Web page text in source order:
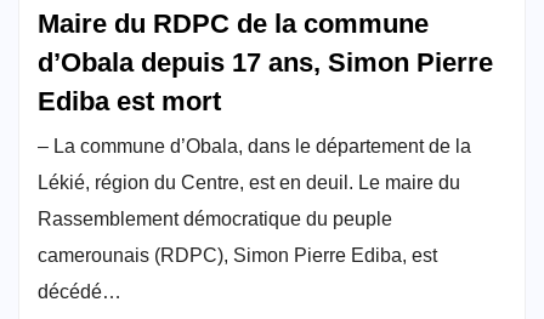
Maire du RDPC de la commune
d’Obala depuis 17 ans, Simon Pierre
Ediba est mort
– La commune d’Obala, dans le département de la
Lékié, région du Centre, est en deuil. Le maire du
Rassemblement démocratique du peuple
camerounais (RDPC), Simon Pierre Ediba, est
décédé…